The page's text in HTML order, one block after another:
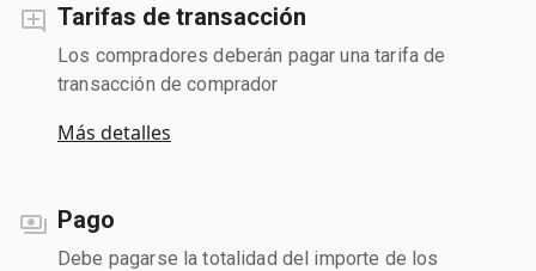
Tarifas de transacción
Los compradores deberán pagar una tarifa de
transacción de comprador
Más detalles
Pago
Debe pagarse la totalidad del importe de los